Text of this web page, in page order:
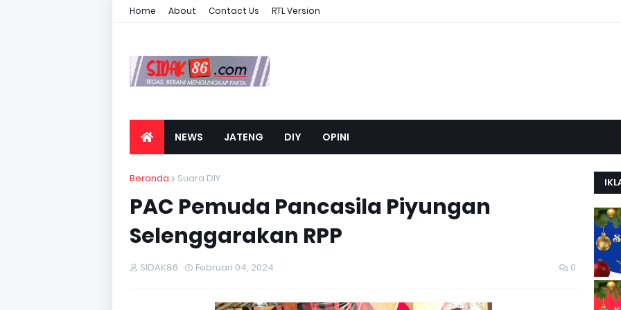
Home About Contact Us RTL Version
NEWS JATENG DIY OPINI
Beranda Suara DIY
PAC Pemuda Pancasila Piyungan
Selenggarakan RPP
SIDAK86 Februari 04, 2024 0